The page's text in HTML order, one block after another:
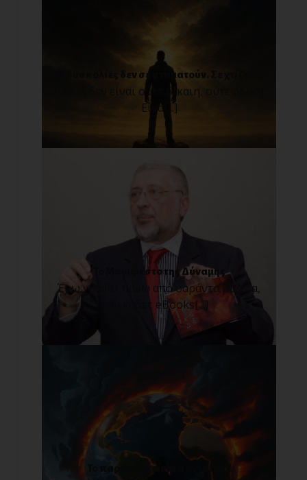
Οι δυσκολίες δεν σε σταματούν. Σε χτίζουν!
Η ζωή δεν είναι ούτε δίκαιη, ούτε άδικη.
Είνα[...]
Το Μανιφέστο της Δύναμης
Έχω γράψει πάνω από σαράντα βιβλία,
δεκάδες eBooks[...]
Το παρόν δεν είναι παντοτινό!